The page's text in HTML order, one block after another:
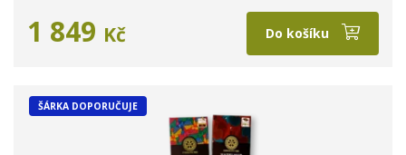
1 849 Kč Do košíku
ŠÁRKA DOPORUČUJE